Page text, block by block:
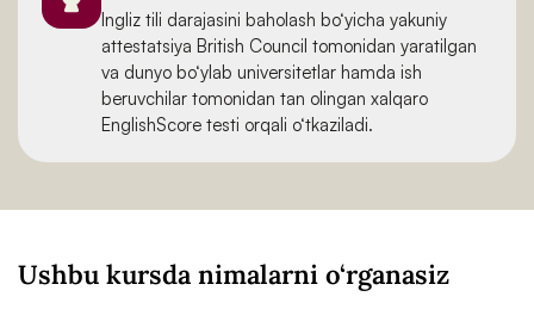
Ingliz tili darajasini baholash bo‘yicha yakuniy
attestatsiya British Council tomonidan yaratilgan
va dunyo bo‘ylab universitetlar hamda ish
beruvchilar tomonidan tan olingan xalqaro
EnglishScore testi orqali o‘tkaziladi.
Ushbu kursda nimalarni o‘rganasiz